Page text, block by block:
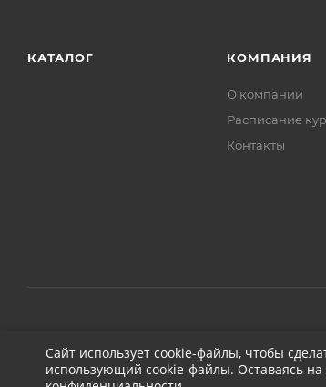
КАТАЛОГ КОМПАНИЯ
О компании
Расписание
Контакты
2026 © ДЕТЕЙЛИНГ-МАРКЕТ АВТОНОВЬЕ
Сайт использует cookie-файлы, чтобы
использующий cookie-файлы. Оставаясь на